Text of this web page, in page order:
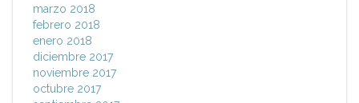
marzo 2018
febrero 2018
enero 2018
diciembre 2017
noviembre 2017
octubre 2017